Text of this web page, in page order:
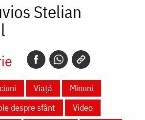
Stelian
Viață
Minuni
despre sfânt
Video